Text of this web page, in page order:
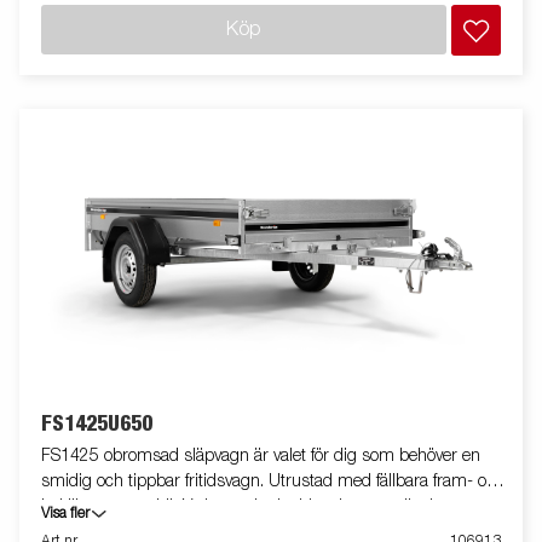
öglor. Perfekt för villaägare som vill förenkla vardagen, och med
Köp
FS1425U650
FS1425 obromsad släpvagn är valet för dig som behöver en
smidig och tippbar fritidsvagn. Utrustad med fällbara fram- och
baklämmar, stabilt V-drag och skyddat elsystem, är den
designad för säkerhet och hållbarhet. Med ett robust
Visa fler